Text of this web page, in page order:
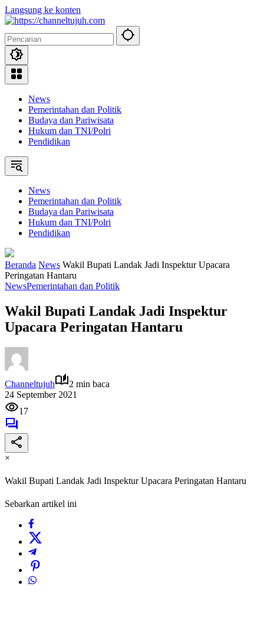
Langsung ke konten
News
Pemerintahan dan Politik
Budaya dan Pariwisata
Hukum dan TNI/Polri
Pendidikan
News
Pemerintahan dan Politik
Budaya dan Pariwisata
Hukum dan TNI/Polri
Pendidikan
Beranda News Wakil Bupati Landak Jadi Inspektur Upacara
Peringatan Hantaru
NewsPemerintahan dan Politik
Wakil Bupati Landak Jadi Inspektur
Upacara Peringatan Hantaru
Channeltujuh
2 min baca
24 September 2021
17
×
Wakil Bupati Landak Jadi Inspektur Upacara Peringatan Hantaru
Sebarkan artikel ini